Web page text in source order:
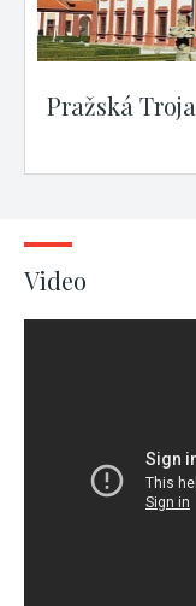
Pražská
Video